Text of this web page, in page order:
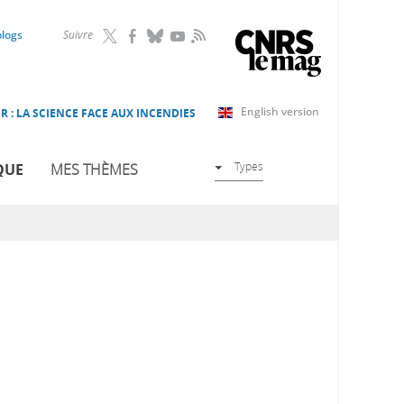
Suivre RSS
English version
: LA SCIENCE FACE AUX INCENDIES
MES THÈMES Types